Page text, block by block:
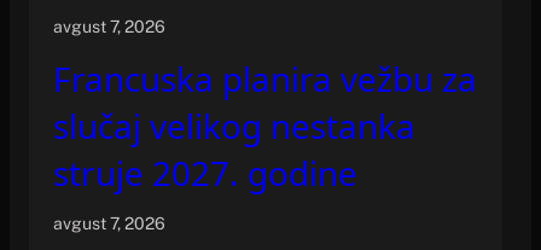
avgust 7, 2026
Francuska planira vežbu za
slučaj velikog nestanka
struje 2027. godine
avgust 7, 2026